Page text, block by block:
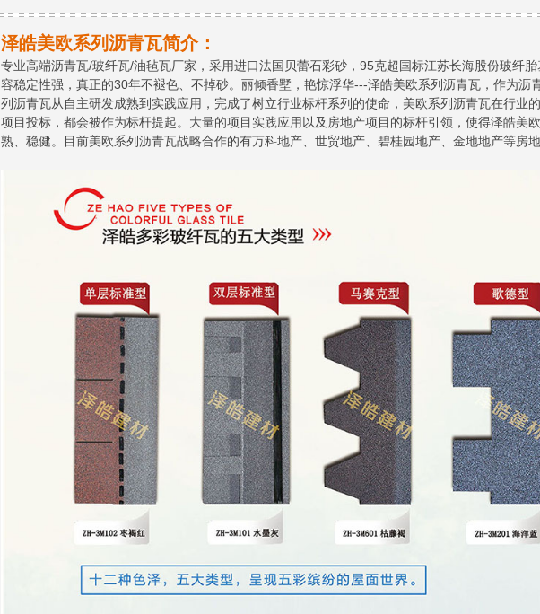
泽皓美欧系列沥青瓦简介：
专业高端沥青瓦/玻纤瓦/油毡瓦厂家，采用进口法国贝蕾石彩砂，95克超国标江苏长海股份玻纤
容稳定性强，真正的30年不褪色、不掉砂。丽倾香墅，艳惊浮华---泽皓美欧系列沥青瓦，作为沥
列沥青瓦从自主研发成熟到实践应用，完成了树立行业标杆系列的使命，美欧系列沥青瓦在行业
项目投标，都会被作为标杆提起。大量的项目实践应用以及房地产项目的标杆引领，使得泽皓美
熟、稳健。目前美欧系列沥青瓦战略合作的有万科地产、世贸地产、碧桂园地产、金地地产等房地